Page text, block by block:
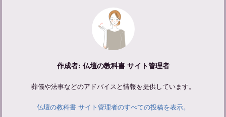
作成者: 仏壇の教科書 サイト管理者
葬儀や法事などのアドバイスと情報を提供しています。
仏壇の教科書 サイト管理者のすべての投稿を表示。